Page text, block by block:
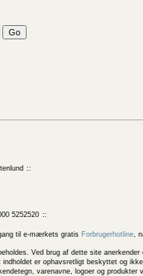
5252520
til e-mærkets gratis Forbrugerhotline,
Ved brug af dette site
er ophavsretligt beskyttet og
varenavne, logoer og